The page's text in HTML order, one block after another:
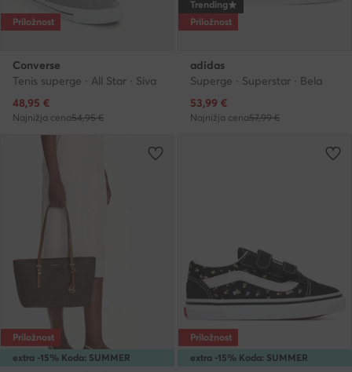
Priložnost
Converse
Tenis superge · All Star · Siva
Trenutna cena
48,95 €
Najnižja cena54,95 €
Trending
Priložnost
adidas
Superge · Superstar · Bela
Trenutna cena
53,99 €
Najnižja cena57,99 €
extra -15% Koda: SUMMER
Priložnost
extra -15% Koda: SUMMER
Priložnost